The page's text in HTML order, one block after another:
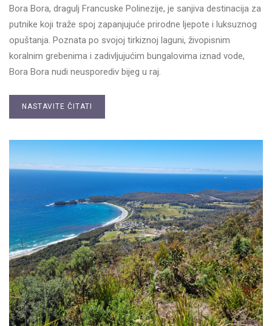
Bora Bora, dragulj Francuske Polinezije, je sanjiva destinacija za
putnike koji traže spoj zapanjujuće prirodne ljepote i luksuznog
opuštanja. Poznata po svojoj tirkiznoj laguni, živopisnim
koralnim grebenima i zadivljujućim bungalovima iznad vode,
Bora Bora nudi neusporediv bijeg u raj.
NASTAVITE ČITATI